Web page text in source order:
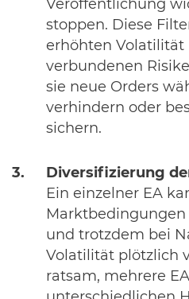
Veröffentlichung
stoppen. Diese
erhöhten
verbundenen
sie neue Orders
verhindern oder
sichern.
Diversifizierung
Ein einzelner EA
und trotzdem bei
Volatilität plötzlich
ratsam, mehrere